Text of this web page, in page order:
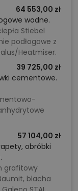
64 553,00 zł
wodne.
Stiebel
podłogowe z
Heatmiser.
39 725,00 zł
cementowe.
57 104,00 zł
obróbki
grafitowy
blacha